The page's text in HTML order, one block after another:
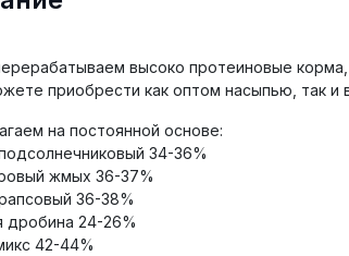
высоко протеиновые
приобрести как оптом насыпью, так и
на постоянной основе:
34-36%
жмых 36-37%
36-38%
дробина 24-26%
42-44%